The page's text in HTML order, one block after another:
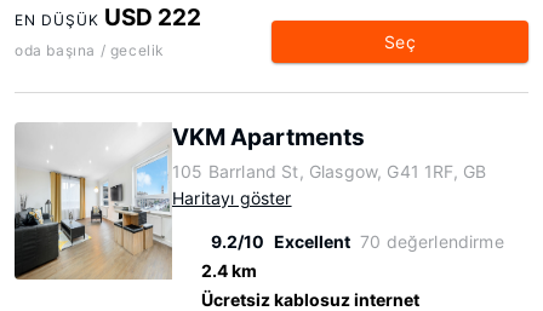
EN DÜŞÜK USD 222
oda başına / gecelik Seç
VKM Apartments
105 Barrland St, Glasgow, G41 1RF, GB
Haritayı göster
9.2/10 Excellent 70 değerlendirme
2.4 km
Ücretsiz kablosuz internet